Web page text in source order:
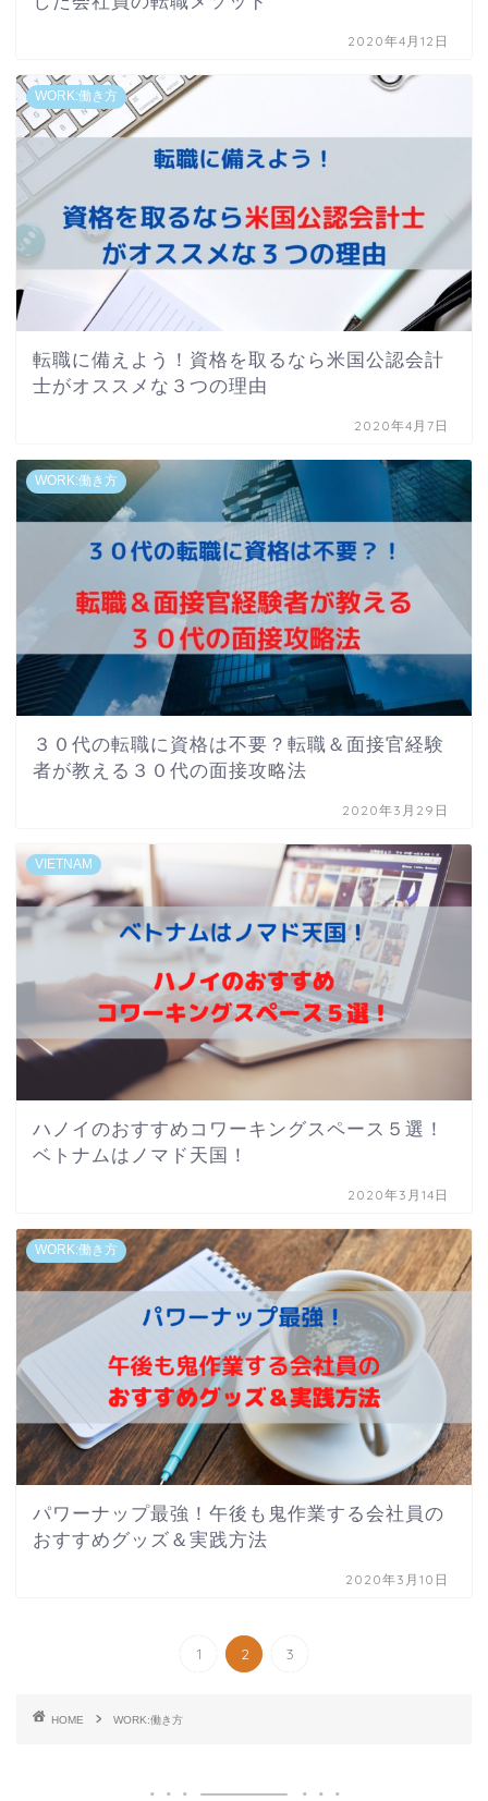
2020年4月12日
WORK:働き方
転職に備えよう！資格を取るなら米国公認会計
士がオススメな３つの理由
2020年4月7日
WORK:働き方
３０代の転職に資格は不要？転職＆面接官経験
者が教える３０代の面接攻略法
2020年3月29日
VIETNAM
ハノイのおすすめコワーキングスペース５選！
ベトナムはノマド天国！
2020年3月14日
WORK:働き方
パワーナップ最強！午後も鬼作業する会社員の
おすすめグッズ＆実践方法
2020年3月10日
1 2 3
HOME WORK:働き方